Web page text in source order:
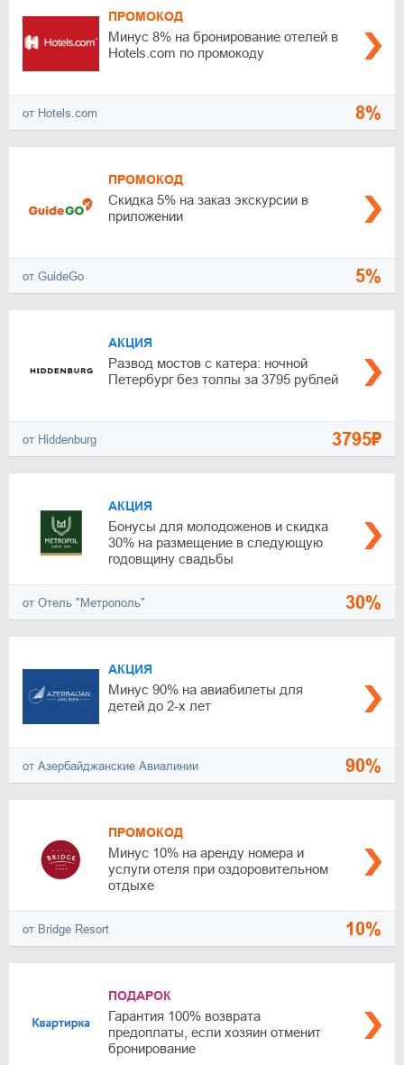
ПРОМОКОД
Минус 8% на бронирование отелей в
Hotels.com по промокоду
от Hotels.com 8%
ПРОМОКОД
Скидка 5% на заказ экскурсии в
приложении
от GuideGo 5%
АКЦИЯ
Развод мостов с катера: ночной
Петербург без толпы за 3795 рублей
от Hiddenburg 3795₽
АКЦИЯ
Бонусы для молодоженов и скидка
30% на размещение в следующую
годовщину свадьбы
от Отель "Метрополь" 30%
АКЦИЯ
Минус 90% на авиабилеты для
детей до 2-х лет
от Азербайджанские Авиалинии 90%
ПРОМОКОД
Минус 10% на аренду номера и
услуги отеля при оздоровительном
отдыхе
от Bridge Resort 10%
ПОДАРОК
Гарантия 100% возврата
предоплаты, если хозяин отменит
бронирование